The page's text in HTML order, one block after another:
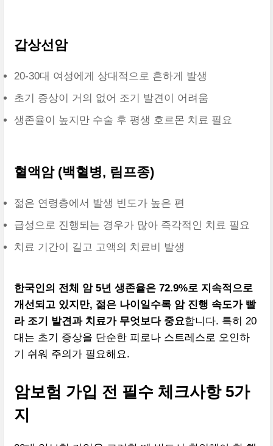
갑상선암
20-30대 여성에게 상대적으로 흔하게 발생
초기 증상이 거의 없어 조기 발견이 어려움
생존율이 높지만 수술 후 평생 호르몬 치료 필요
혈액암 (백혈병, 림프종)
젊은 연령층에서 발생 빈도가 높은 편
급성으로 진행되는 경우가 많아 즉각적인 치료 필요
치료 기간이 길고 고액의 치료비 발생
한국인의 전체 암 5년 생존율은 72.9%로 지속적으로
개선되고 있지만, 젊은 나이일수록 암 진행 속도가 빨
라 조기 발견과 치료가 무엇보다 중요합니다. 특히 20
대는 초기 증상을 단순한 피로나 스트레스로 오인하
기 쉬워 주의가 필요해요.
암보험 가입 전 필수 체크사항 5가
지